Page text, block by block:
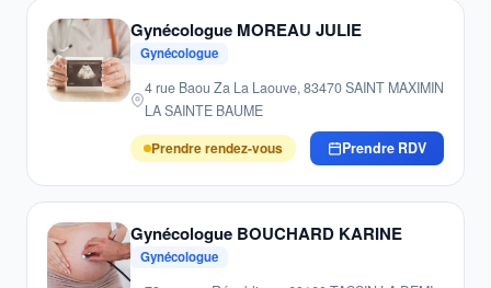
Gynécologue MOREAU JULIE
Gynécologue
4 rue Baou Za La Laouve, 83470 SAINT MAXIMIN
LA SAINTE BAUME
Prendre rendez-vous
Prendre RDV
Gynécologue BOUCHARD KARINE
Gynécologue